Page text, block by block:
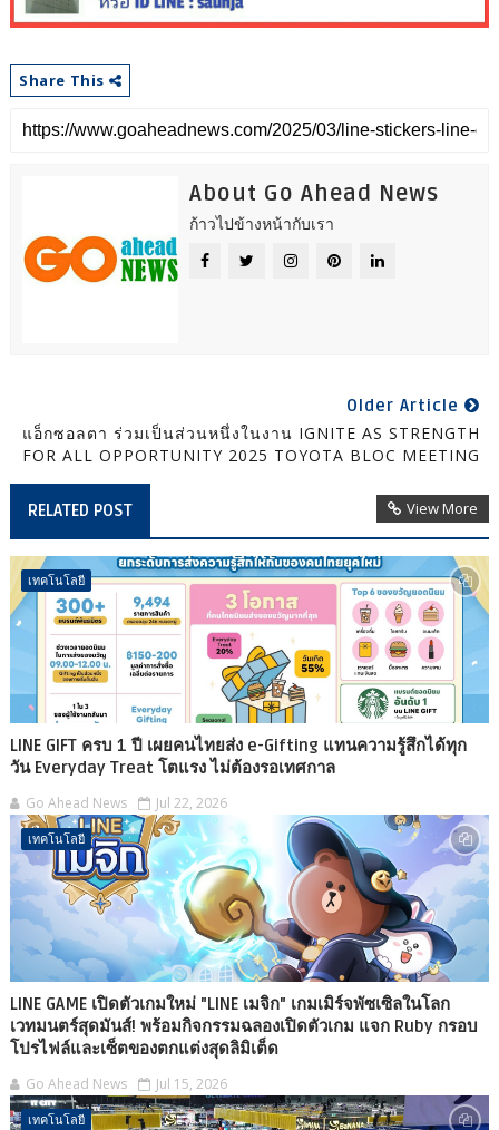
Share This
About Go Ahead News
ก้าวไปข้างหน้ากับเรา
Older Article
แอ็กซอลตา ร่วมเป็นส่วนหนึ่งในงาน IGNITE AS STRENGTH
FOR ALL OPPORTUNITY 2025 TOYOTA BLOC MEETING
RELATED POST View More
เทคโนโลยี
LINE GIFT ครบ 1 ปี เผยคนไทยส่ง e-Gifting แทนความรู้สึกได้ทุก
วัน Everyday Treat โตแรง ไม่ต้องรอเทศกาล
Go Ahead News Jul 22, 2026
เทคโนโลยี
LINE GAME เปิดตัวเกมใหม่ "LINE เมจิก" เกมเมิร์จพัซเซิลในโลก
เวทมนตร์สุดมันส์! พร้อมกิจกรรมฉลองเปิดตัวเกม แจก Ruby กรอบ
โปรไฟล์และเซ็ตของตกแต่งสุดลิมิเต็ด
Go Ahead News Jul 15, 2026
เทคโนโลยี